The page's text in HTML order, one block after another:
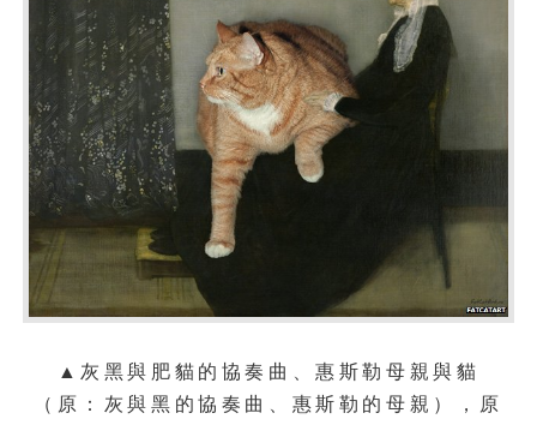
▲灰黑與肥貓的協奏曲、惠斯勒母親與貓
（原：灰與黑的協奏曲、惠斯勒的母親），原